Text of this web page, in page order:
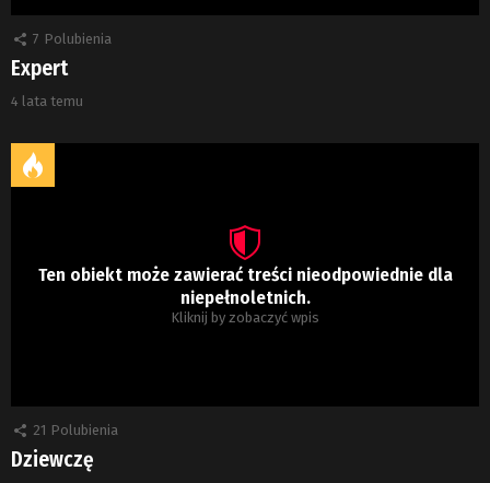
7 Polubienia
Expert
4 lata temu
Ten obiekt może zawierać treści nieodpowiednie dla
niepełnoletnich.
Kliknij by zobaczyć wpis
21 Polubienia
Dziewczę